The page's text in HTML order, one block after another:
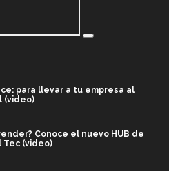
para llevar a tu empresa al
(video)
Conoce el nuevo HUB de
Tec (video)